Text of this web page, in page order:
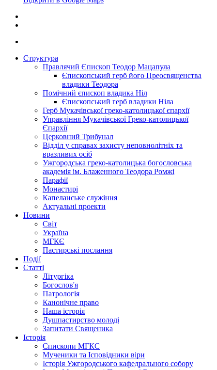
Структура
Правлячий Єпископ Теодор Мацапула
Єпископський герб його Преосвященства
владики Теодора
Помічний єпископ владика Ніл
Єпископський герб владики Ніла
Герб Мукачівської греко-католицької єпархії
Управління Мукачівської Греко-католицької
Єпархії
Церковний Трибунал
Відділ у справах захисту неповнолітніх та
вразливих осіб
Ужгородська греко-католицька богословська
академія ім. Блаженного Теодора Ромжі
Парафії
Монастирі
Капеланське служіння
Актуальні проекти
Новини
Світ
Україна
МГКЄ
Пастирські послання
Події
Статті
Літургіка
Богослов'я
Патрологія
Канонічне право
Наша історія
Душпастирство молоді
Запитати Священика
Історія
Єпископи МГКЄ
Мученики та Ісповідники віри
Історія Ужгородського кафедрального собору